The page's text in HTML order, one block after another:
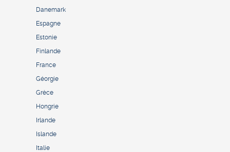
Danemark
Espagne
Estonie
Finlande
France
Géorgie
Grèce
Hongrie
Irlande
Islande
Italie